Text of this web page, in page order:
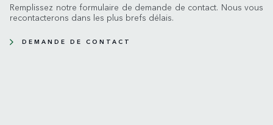
Remplissez notre formulaire de demande de contact. Nous vous
recontacterons dans les plus brefs délais.
DEMANDE DE CONTACT